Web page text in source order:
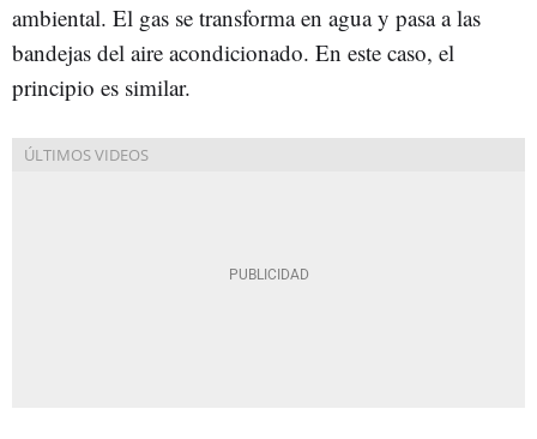
ambiental. El gas se transforma en agua y pasa a las
bandejas del aire acondicionado. En este caso, el
principio es similar.